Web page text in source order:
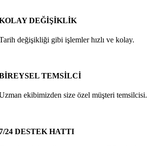
DEĞİŞİKLİK
değişikliği gibi işlemler hızlı ve kolay.
TEMSİLCİ
ekibimizden size özel müşteri temsilcisi.
24 DESTEK HATTI